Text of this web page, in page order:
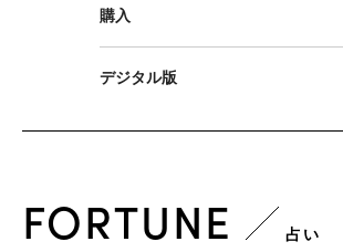
購入
デジタル版
FORTUNE 占い